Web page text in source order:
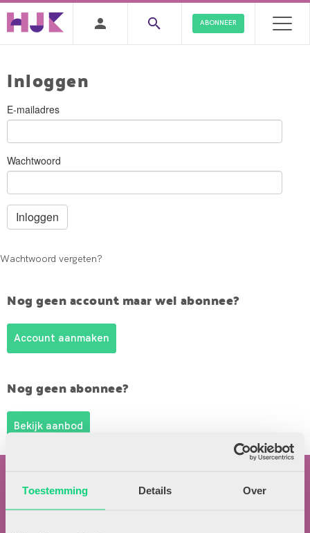
Toestemming Details Over
ABONNEER
Inloggen
E-mailadres
Wachtwoord
Wachtwoord vergeten?
Nog geen account maar wel abonnee?
Account aanmaken
Nog geen abonnee?
Bekijk aanbod